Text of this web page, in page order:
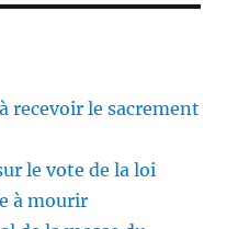
recevoir le sacrement
le vote de la loi
à mourir